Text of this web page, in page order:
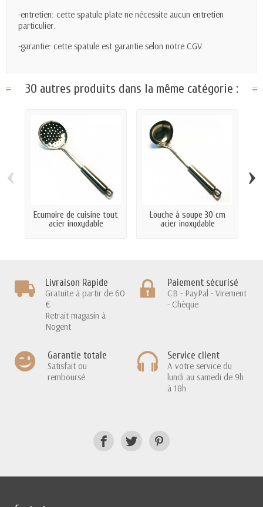
-entretien: cette spatule plate ne nécessite aucun entretien
particulier.
-garantie: cette spatule est garantie selon notre CGV.
30 autres produits dans la même catégorie :
Ecumoire de cuisine tout
acier inoxydable
Louche à soupe 30 cm
acier inoxydable
‹ ›
Livraison Rapide
Gratuite à partir de 60
€
Retrait magasin à
Nogent
Paiement sécurisé
CB - PayPal - Virement
- Chèque
Garantie totale
Satisfait ou
remboursé
Service client
A votre service du
lundi au samedi de 9h
à 18h